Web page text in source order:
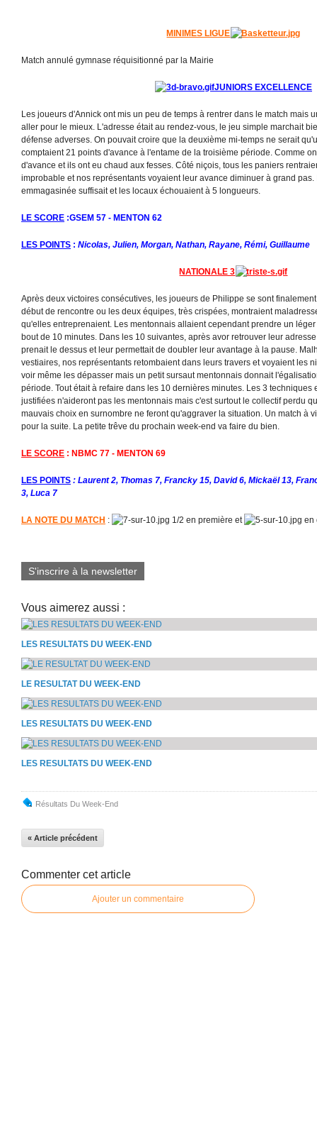
MINIMES LIGUE
Match annulé gymnase réquisitionné par la Mairie
JUNIORS EXCELLENCE
Les joueurs d'Annick ont mis un peu de temps à rentrer dans le match mais
aller pour le mieux. L'adresse était au rendez-vous, le jeu simple marchait
défense adverses. On pouvait croire que la deuxième mi-temps ne serait
comptaient 21 points d'avance à l'entame de la troisième période. Comme
d'avance et ils ont eu chaud aux fesses. Côté niçois, tous les paniers
improbable et nos représentants voyaient leur avance diminuer à grand
emmagasinée suffisait et les locaux échouaient à 5 longueurs.
LE SCORE :GSEM 57 - MENTON 62
LES POINTS : Nicolas, Julien, Morgan, Nathan, Rayane, Rémi, Guillaume
NATIONALE 3
Après deux victoires consécutives, les joueurs de Philippe se sont
début de rencontre ou les deux équipes, très crispées, montraient
qu'elles entreprenaient. Les mentonnais allaient cependant prendre un
bout de 10 minutes. Dans les 10 suivantes, après avor retrouver leur
prenait le dessus et leur permettait de doubler leur avantage à la pause.
vestiaires, nos représentants retombaient dans leurs travers et voyaient les
voir même les dépasser mais un petit sursaut mentonnais donnait
période. Tout était à refaire dans les 10 dernières minutes. Les 3 techniques
justifiées n'aideront pas les mentonnais mais c'est surtout le collectif perdu
mauvais choix en surnombre ne feront qu'aggraver la situation. Un match à
pour la suite. La petite trêve du prochain week-end va faire du bien.
LE SCORE : NBMC 77 - MENTON 69
LES POINTS : Laurent 2, Thomas 7, Francky 15, David 6, Mickaël 13,
3, Luca 7
LA NOTE DU MATCH : 1/2 en première et en
S'inscrire à la newsletter
Vous aimerez aussi :
LES RESULTATS DU WEEK-END
LE RESULTAT DU WEEK-END
LES RESULTATS DU WEEK-END
LES RESULTATS DU WEEK-END
Résultats Du Week-End
« Article précédent
Commenter cet article
Ajouter un commentaire